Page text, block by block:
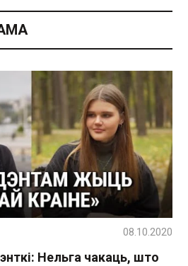
Нельга чакаць, што
08.10.2020